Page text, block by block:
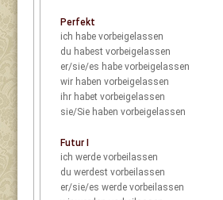
Perfekt
ich habe vorbeigelassen
du habest vorbeigelassen
er/sie/es habe vorbeigelassen
wir haben vorbeigelassen
ihr habet vorbeigelassen
sie/Sie haben vorbeigelassen
Futur I
ich werde vorbeilassen
du werdest vorbeilassen
er/sie/es werde vorbeilassen